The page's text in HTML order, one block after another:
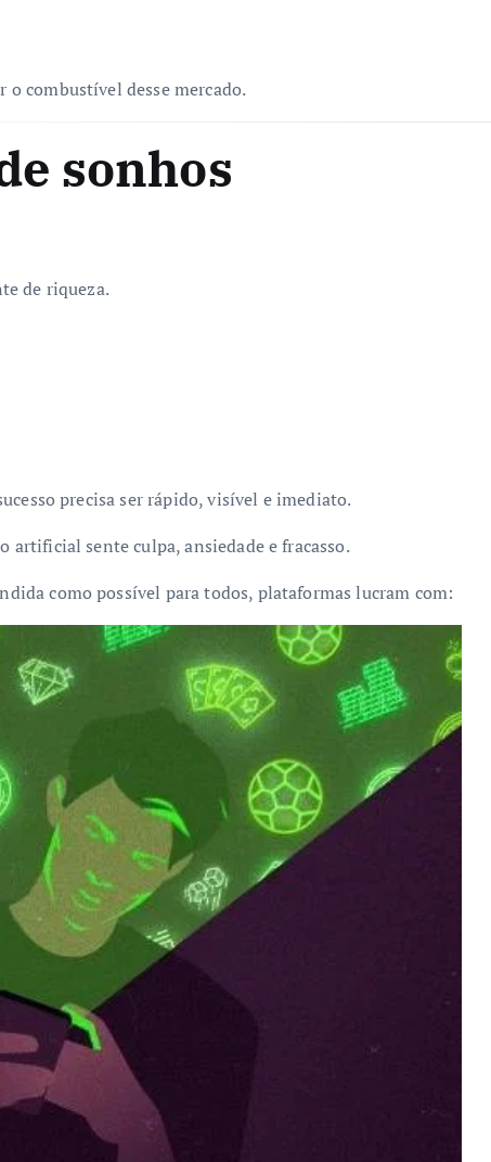
combustível desse mercado.
sonhos
de riqueza.
precisa ser rápido, visível e imediato.
artificial sente culpa, ansiedade e fracasso.
como possível para todos, plataformas lucram com: